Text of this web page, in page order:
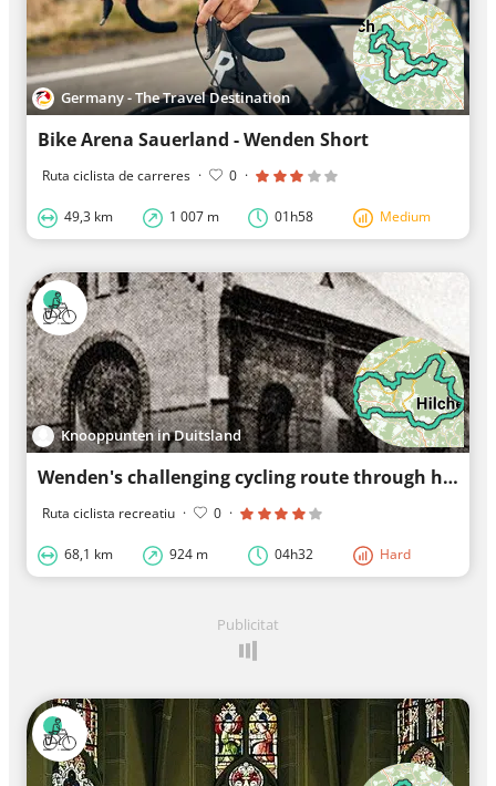
Germany - The Travel Destination
Bike Arena Sauerland - Wenden Short
Ruta ciclista de carreres · 0 ·
49,3 km 1 007 m 01h58 Medium
Knooppunten in Duitsland
Wenden's challenging cycling route through history
Ruta ciclista recreatiu · 0 ·
68,1 km 924 m 04h32 Hard
Publicitat